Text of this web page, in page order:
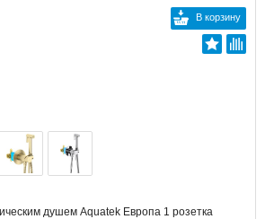
В корзину
душем Aquatek Европа 1 розетка